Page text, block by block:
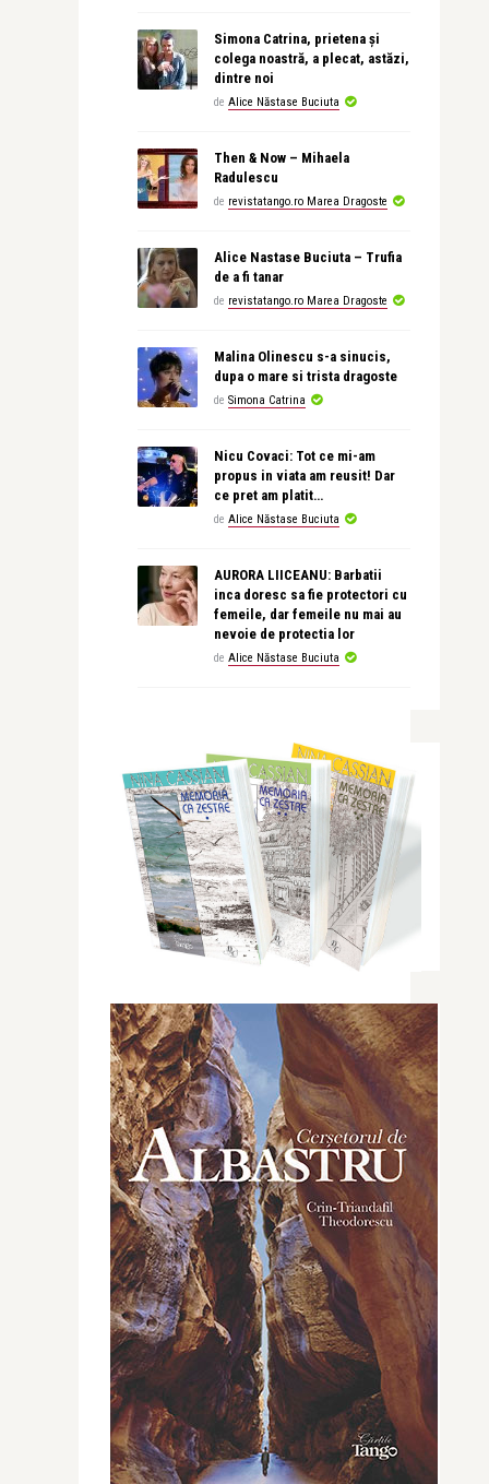
Simona Catrina, prietena și
colega noastră, a plecat, astăzi,
dintre noi
de Alice Năstase Buciuta
Then & Now – Mihaela
Radulescu
de revistatango.ro Marea Dragoste
Alice Nastase Buciuta – Trufia
de a fi tanar
de revistatango.ro Marea Dragoste
Malina Olinescu s-a sinucis,
dupa o mare si trista dragoste
de Simona Catrina
Nicu Covaci: Tot ce mi-am
propus in viata am reusit! Dar
ce pret am platit…
de Alice Năstase Buciuta
AURORA LIICEANU: Barbatii
inca doresc sa fie protectori cu
femeile, dar femeile nu mai au
nevoie de protectia lor
de Alice Năstase Buciuta